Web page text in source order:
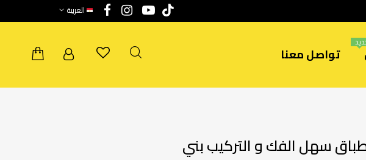
العربية
تواصل معنا
سهل الفك و التركيب بني